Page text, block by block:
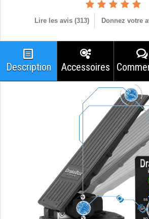
Lire les avis (313) Donnez votre
Description Accessoires